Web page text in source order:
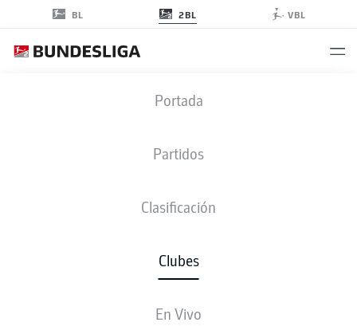
BL 2BL VBL
Portada
Partidos
Clasificación
Clubes
En Vivo
OSNABRÜCK NOTICIAS